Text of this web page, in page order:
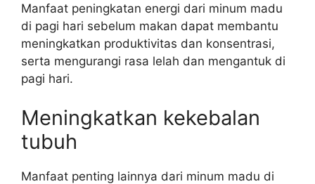
Manfaat peningkatan energi dari minum madu
di pagi hari sebelum makan dapat membantu
meningkatkan produktivitas dan konsentrasi,
serta mengurangi rasa lelah dan mengantuk di
pagi hari.
Meningkatkan kekebalan
tubuh
Manfaat penting lainnya dari minum madu di